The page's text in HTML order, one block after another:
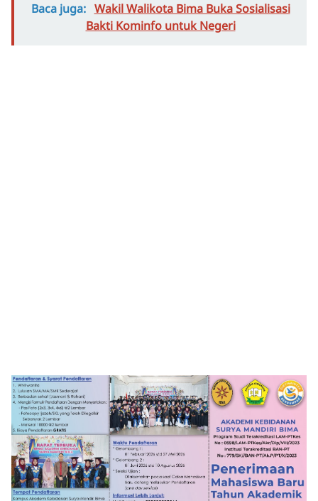
Baca juga: Wakil Walikota Bima Buka Sosialisasi
Bakti Kominfo untuk Negeri